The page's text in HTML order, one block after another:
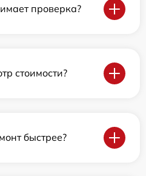
проверка?
стоимости?
быстрее?